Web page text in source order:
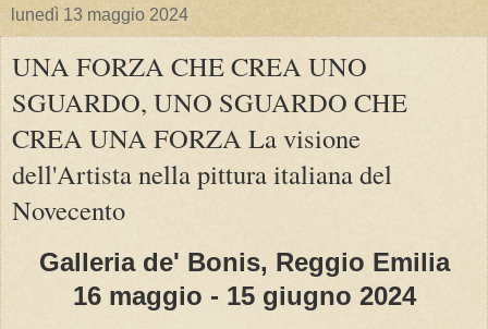
lunedì 13 maggio 2024
UNA FORZA CHE CREA UNO
SGUARDO, UNO SGUARDO CHE
CREA UNA FORZA La visione
dell'Artista nella pittura italiana del
Novecento
Galleria de' Bonis, Reggio Emilia
16 maggio - 15 giugno 2024